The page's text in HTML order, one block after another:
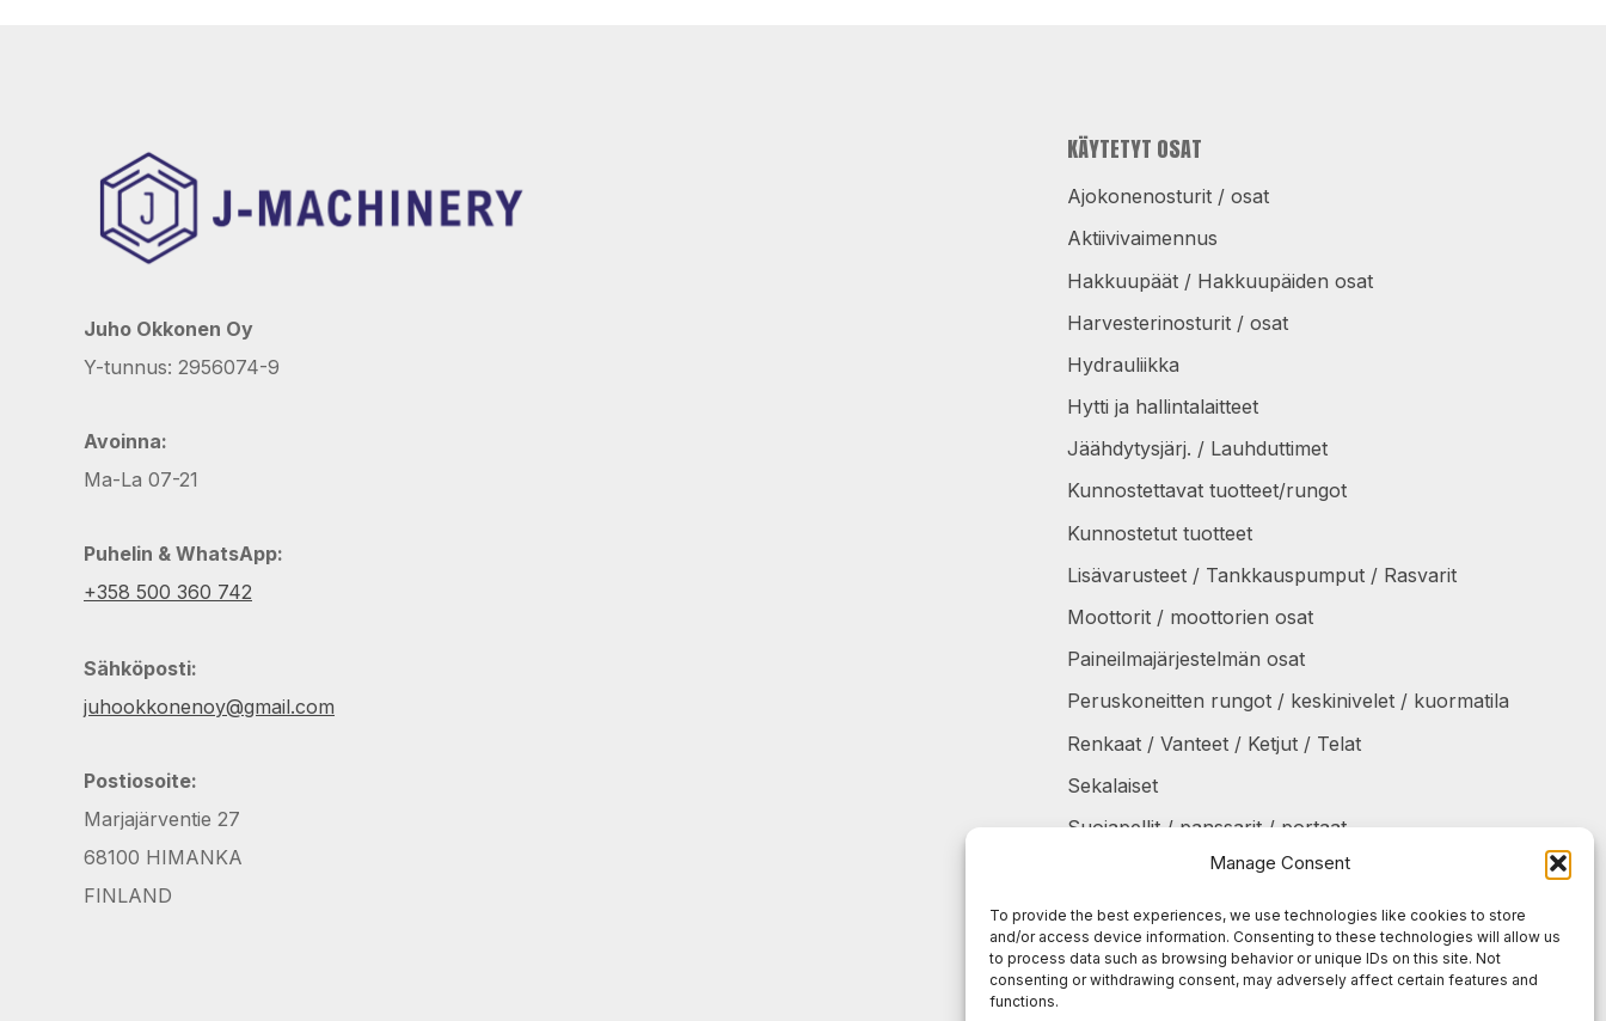
Manage Consent
To provide the best experiences, we use technologies like cookies to store
and/or access device information. Consenting to these technologies will allow us
to process data such as browsing behavior or unique IDs on this site. Not
consenting or withdrawing consent, may adversely affect certain features and
functions.
Juho Okkonen Oy
Y-tunnus: 2956074-9
Avoinna:
Ma-La 07-21
Puhelin & WhatsApp:
+358 500 360 742
Sähköposti:
juhookkonenoy@gmail.com
Postiosoite:
Marjajärventie 27
68100 HIMANKA
FINLAND
KÄYTETYT OSAT
Ajokonenosturit / osat
Aktiivivaimennus
Hakkuupäät / Hakkuupäiden osat
Harvesterinosturit / osat
Hydrauliikka
Hytti ja hallintalaitteet
Jäähdytysjärj. / Lauhduttimet
Kunnostettavat tuotteet/rungot
Kunnostetut tuotteet
Lisävarusteet / Tankkauspumput / Rasvarit
Moottorit / moottorien osat
Paineilmajärjestelmän osat
Peruskoneitten rungot / keskinivelet / kuormatila
Renkaat / Vanteet / Ketjut / Telat
Sekalaiset
Suojapellit / panssarit / portaat
Taukolämmittimet / osat
Voimansiirto